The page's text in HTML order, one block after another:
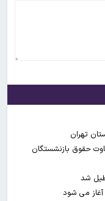
تهران
حقوق بازنشستگان
شد